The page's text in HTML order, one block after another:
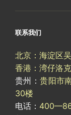
联系我们
北京：海淀区
香港：湾仔洛
贵州：贵阳市
30楼
电话：